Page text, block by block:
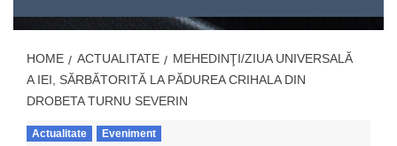
HOME ACTUALITATE
MEHEDINŢI/ZIUA UNIVERSALĂ
A IEI, SĂRBĂTORITĂ LA PĂDUREA CRIHALA DIN
DROBETA TURNU SEVERIN
Actualitate Eveniment